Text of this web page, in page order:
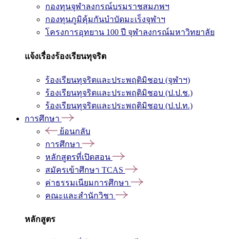
กองทุนจุฬาลงกรณ์บรมราชสมภพฯ
กองทุนภูมิคุ้มกันบำบัดมะเร็งจุฬาฯ
โครงการอุทยาน 100 ปี จุฬาลงกรณ์มหาวิทยาลัย
แจ้งเรื่องร้องเรียนทุจริต
ร้องเรียนทุจริตและประพฤติมิชอบ (จุฬาฯ)
ร้องเรียนทุจริตและประพฤติมิชอบ (ป.ป.ช.)
ร้องเรียนทุจริตและประพฤติมิชอบ (ป.ป.ท.)
การศึกษา
ย้อนกลับ
การศึกษา
หลักสูตรที่เปิดสอน
สมัครเข้าศึกษา TCAS
ค่าธรรมเนียมการศึกษา
คณะและสำนักวิชา
หลักสูตร